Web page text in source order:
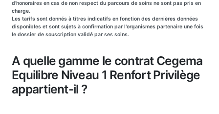
d’honoraires en cas de non respect du parcours de soins ne sont pas pris en
charge.
Les tarifs sont donnés à titres indicatifs en fonction des dernières données
disponibles et sont sujets à confirmation par l'organismes partenaire une fois
le dossier de souscription validé par ses soins.
A quelle gamme le contrat Cegema
Equilibre Niveau 1 Renfort Privilège
appartient-il ?